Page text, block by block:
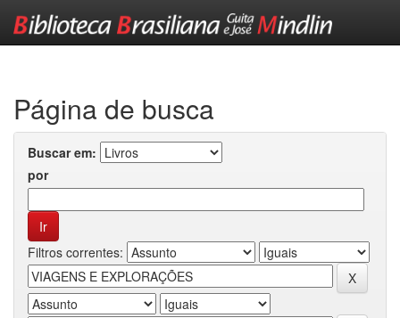
Página de busca
Buscar em:
por
Filtros correntes: